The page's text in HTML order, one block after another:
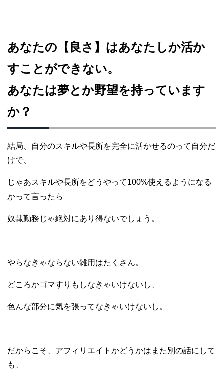
あなたの【良さ】はあなたしか活か
すことができない。
あなたは夢とか野望を持っています
か？
結局、自分のスキルや長所を完全に活かせるのって自分だ
けで、
じゃあスキルや長所をどうやって100%使えるようになる
かって言ったら
奴隷勤務じゃ絶対にあり得ないでしょう。
やらなきゃならない雑用はたくさん。
どころかゴマすりもしなきゃいけないし、
色んな部分に気を張ってなきゃいけないし。
だからこそ、アフィリエイトかどうかは また別の話にして
も、